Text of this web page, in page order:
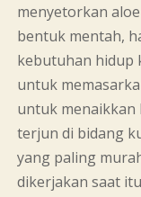
menyetorkan
bentuk mentah,
kebutuhan hidup
untuk
untuk menaikkan
terjun di bidang
yang paling
dikerjakan saat